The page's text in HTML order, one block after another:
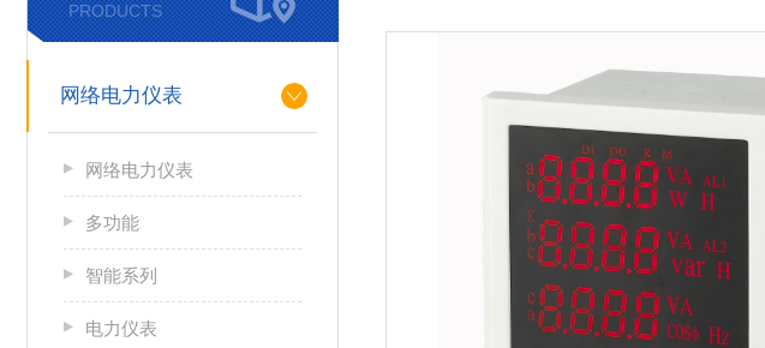
PRODUCTS
网络电力仪表
网络电力仪表
多功能
智能系列
电力仪表